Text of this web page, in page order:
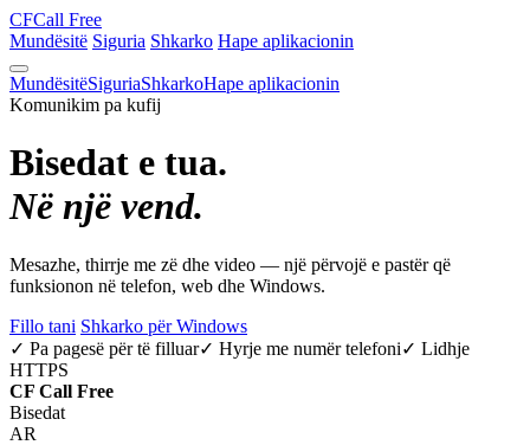
CFCall Free
Mundësitë Siguria Shkarko Hape aplikacionin
MundësitëSiguriaShkarkoHape aplikacionin
Komunikim pa kufij
Bisedat e tua.
Në një vend.
Mesazhe, thirrje me zë dhe video — një përvojë e pastër që
funksionon në telefon, web dhe Windows.
Fillo tani Shkarko për Windows
✓ Pa pagesë për të filluar✓ Hyrje me numër telefoni✓ Lidhje
HTTPS
CF Call Free
Bisedat
AR